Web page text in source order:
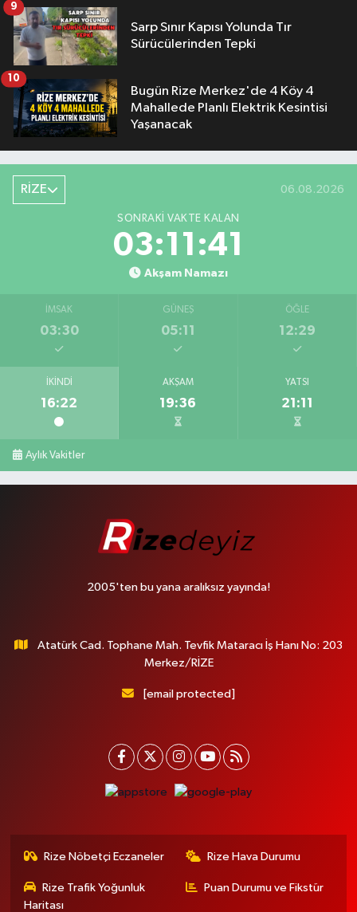
Sarp Sınır Kapısı Yolunda Tır
Sürücülerinden Tepki
9
Bugün Rize Merkez'de 4 Köy 4
Mahallede Planlı Elektrik Kesintisi
Yaşanacak
10
RİZE 06.08.2026
SONRAKI VAKTE KALAN
03:11:40
Akşam Namazı
İMSAK
03:30
GÜNEŞ
05:11
ÖĞLE
12:29
İKINDI
16:22
AKŞAM
19:36
YATSI
21:11
Aylık Vakitler
2005'ten bu yana aralıksız yayında!
Atatürk Cad. Tophane Mah. Tevfik Mataracı İş Hanı No: 203
Merkez/RİZE
[email protected]
Rize Nöbetçi Eczaneler Rize Hava Durumu
Rize Trafik Yoğunluk
Haritası
Puan Durumu ve Fikstür